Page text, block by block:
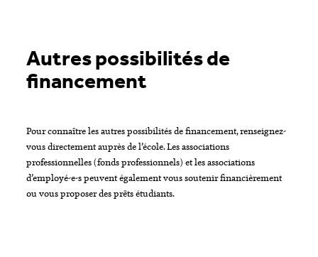
Autres possibilités de
financement
Pour connaître les autres possibilités de financement, renseignez-
vous directement auprès de l’école. Les associations
professionnelles (fonds professionnels) et les associations
d’employé-e-s peuvent également vous soutenir financièrement
ou vous proposer des prêts étudiants.